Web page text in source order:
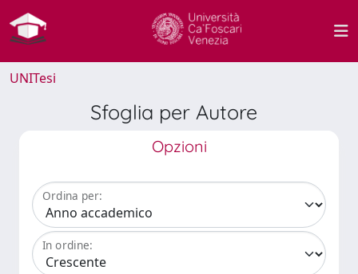
UNITesi
Sfoglia per Autore
Opzioni
Ordina per:
In ordine: